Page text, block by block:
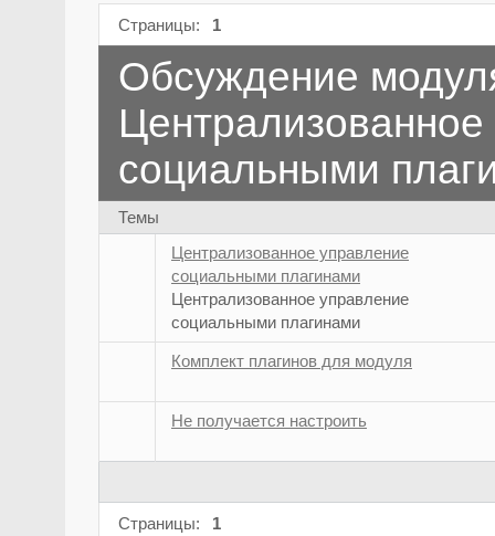
Страницы: 1
Обсуждение
социальными
Темы
Централизованное управление
социальными плагинами
Централизованное управление
социальными плагинами
Комплект плагинов для модуля
Не получается настроить
Страницы: 1